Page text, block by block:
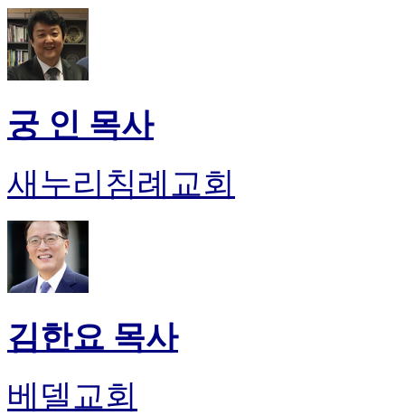
궁 인 목사
새누리침례교회
김한요 목사
베델교회